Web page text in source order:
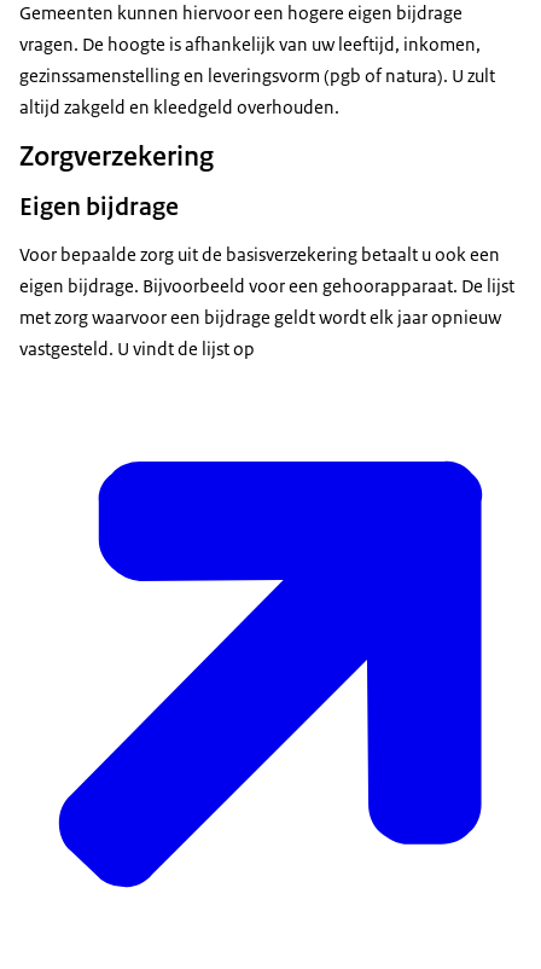
Gemeenten kunnen hiervoor een hogere eigen bijdrage
vragen. De hoogte is afhankelijk van uw leeftijd, inkomen,
gezinssamenstelling en leveringsvorm (pgb of natura). U zult
altijd zakgeld en kleedgeld overhouden.
Zorgverzekering
Eigen bijdrage
Voor bepaalde zorg uit de basisverzekering betaalt u ook een
eigen bijdrage. Bijvoorbeeld voor een gehoorapparaat. De lijst
met zorg waarvoor een bijdrage geldt wordt elk jaar opnieuw
vastgesteld. U vindt de lijst op